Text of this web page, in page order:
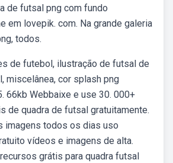
de futsal png com fundo
em lovepik. com. Na grande galeria
todos.
de futebol, ilustração de futsal de
miscelânea, cor splash png
66kb Webbaixe e use 30. 000+
de quadra de futsal gratuitamente.
imagens todos os dias uso
vídeos e imagens de alta.
grátis para quadra futsal